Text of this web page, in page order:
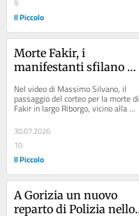
9
Il Piccolo
Morte Fakir, i
manifestanti sfilano
tenuta anti-sommossa
Nel video di Massimo Silvano, il
passaggio del corteo per la morte di
Fakir in largo Riborgo, vicino alla
Questura di Bologna, davanti agli
agenti in...
30.07.2026
10
Il Piccolo
A Gorizia un nuovo
reparto di Polizia nello